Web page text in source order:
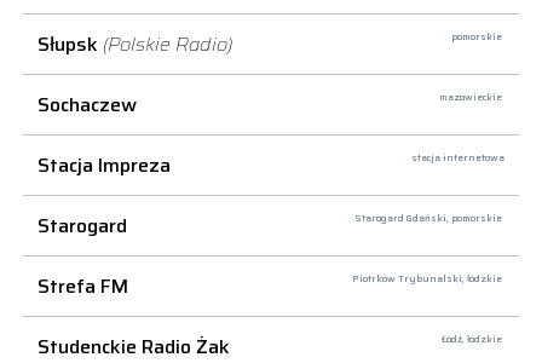
Słupsk (Polskie Radio) pomorskie
Sochaczew mazowieckie
Stacja Impreza stacja internetowa
Starogard Starogard Gdański, pomorskie
Strefa FM Piotrków Trybunalski, łódzkie
Studenckie Radio Żak Łódź, łódzkie